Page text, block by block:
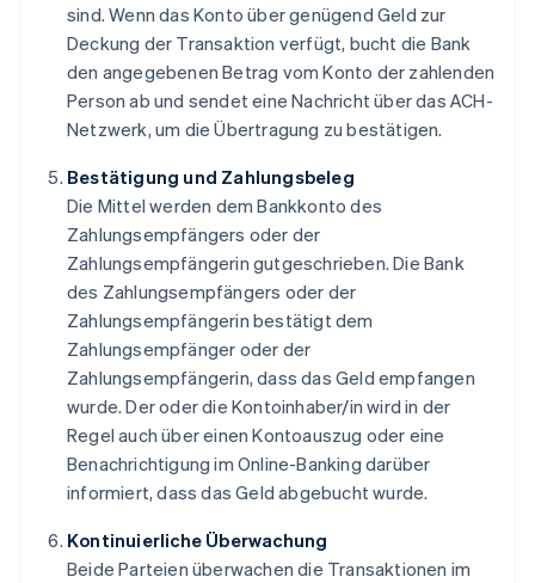
sind. Wenn das Konto über genügend Geld zur
Deckung der Transaktion verfügt, bucht die Bank
den angegebenen Betrag vom Konto der zahlenden
Person ab und sendet eine Nachricht über das ACH-
Netzwerk, um die Übertragung zu bestätigen.
Bestätigung und Zahlungsbeleg
Die Mittel werden dem Bankkonto des
Zahlungsempfängers oder der
Zahlungsempfängerin gutgeschrieben. Die Bank
des Zahlungsempfängers oder der
Zahlungsempfängerin bestätigt dem
Zahlungsempfänger oder der
Zahlungsempfängerin, dass das Geld empfangen
wurde. Der oder die Kontoinhaber/in wird in der
Regel auch über einen Kontoauszug oder eine
Benachrichtigung im Online-Banking darüber
informiert, dass das Geld abgebucht wurde.
Kontinuierliche Überwachung
Beide Parteien überwachen die Transaktionen im